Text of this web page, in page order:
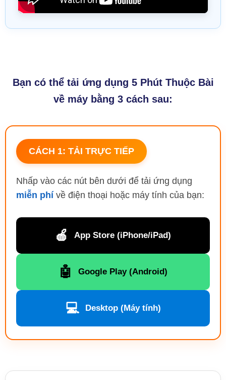
Bạn có thể tải ứng dụng 5 Phút Thuộc Bài
về máy bằng 3 cách sau:
CÁCH 1: TẢI TRỰC TIẾP
Nhấp vào các nút bên dưới để tải ứng dụng
miễn phívề điện thoại hoặc máy tính của bạn:
🍎 App Store (iPhone/iPad)
🤖 Google Play (Android)
💻 Desktop (Máy tính)